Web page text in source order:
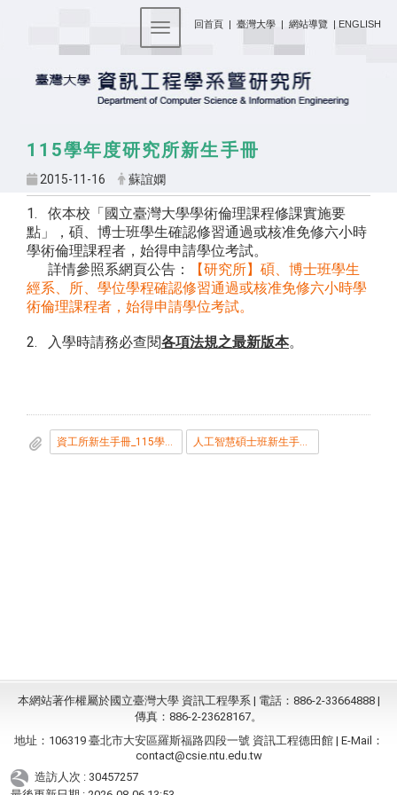
回首頁 | 臺灣大學 | 網站導覽 | ENGLISH
Toggle navigation
115學年度研究所新生手冊
2015-11-16 蘇誼嫻
1. 依本校「國立臺灣大學學術倫理課程修課實施要
點」，碩、博士班學生確認修習通過或核准免修六小時
學術倫理課程者，始得申請學位考試。
詳情參照系網頁公告：
【研究所】碩、博士班學生
經系、所、學位學程確認修習通過或核准免修六小時學
術倫理課程者，始得申請學位考試。
2. 入學時請務必查閱各項法規之最新版本。
資工所新生手冊_115學年度_v2.pdf 人工智慧碩士班新生手冊_115學年度_v2.pdf
本網站著作權屬於國立臺灣大學 資訊工程學系 | 電話：886-2-33664888 |
傳真：886-2-23628167。
地址：106319 臺北市大安區羅斯福路四段一號 資訊工程德田館 | E-Mail：
contact@csie.ntu.edu.tw
造訪人次 : 30457257